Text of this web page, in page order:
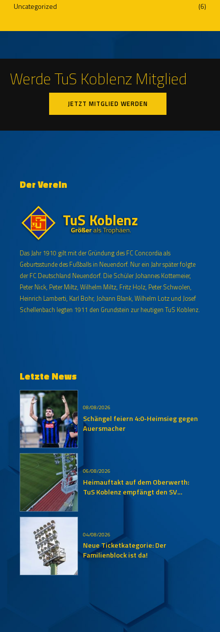
Uncategorized (6)
Werde TuS Koblenz Mitglied
JETZT MITGLIED WERDEN
Der Verein
Das Jahr 1910 gilt mit der Gründung des FC Concordia als
Geburtsstunde des Fußballs in Neuendorf. Nur ein Jahr später folgte
der FC Deutschland Neuendorf. Die Schüler Johannes Kottemeier,
Peter Nick, Peter Miltz, Wilhelm Miltz, Fritz Holz, Peter Schwolen,
Heinrich Lamberti, Karl Bohr, Johann Blank, Wilhelm Lotz und Josef
Schellenbach legten 1911 den Grundstein zur heutigen TuS Koblenz.
Letzte News
08/08/2026
Schängel feiern 4:0-Heimsieg gegen
Auersmacher
06/08/2026
Heimauftakt auf dem Oberwerth:
TuS Koblenz empfängt den SV
04/08/2026
Neue Ticketkategorie: Der
Familienblock ist da!